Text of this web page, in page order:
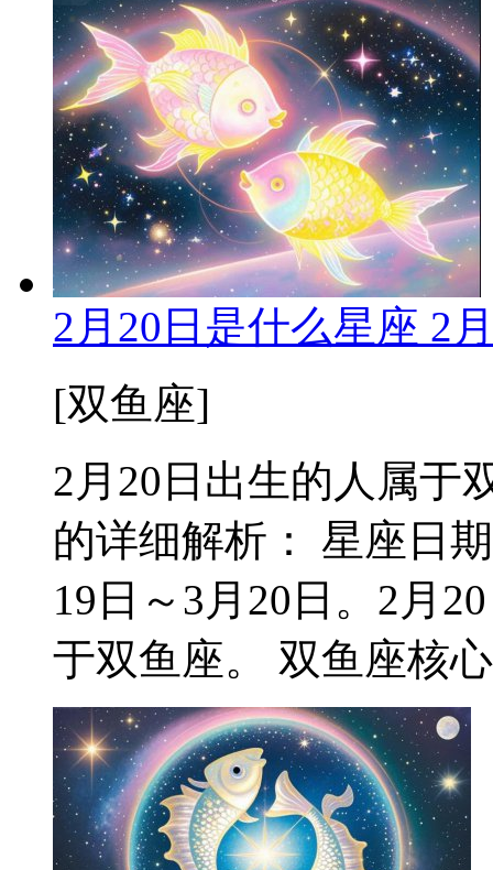
2月20日是什么星座 2
[双鱼座]
2月20日出生的人属于
的详细解析： 星座日
19日～3月20日。2月
于双鱼座。 双鱼座核